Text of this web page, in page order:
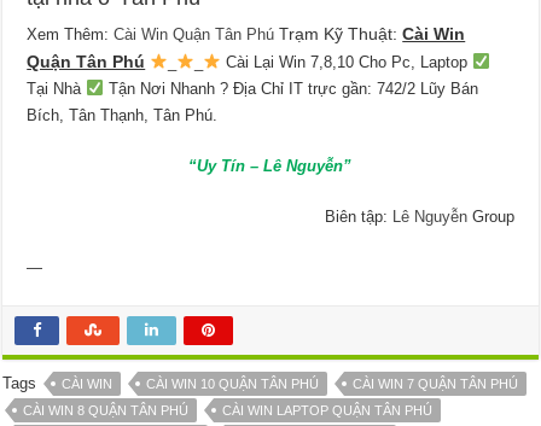
Xem Thêm:Cài Win Quận Tân Phú Trạm Kỹ Thuật:Cài Win
Quận Tân Phú
Cài Lại Win 7,8,10 Cho Pc, Laptop
Tại Nhà
Tận Nơi Nhanh ? Địa Chỉ IT trực gần: 742/2 Lũy Bán
Bích, Tân Thạnh, Tân Phú.
“Uy Tín – Lê Nguyễn”
Biên tập: Lê NguyễnGroup
—
Tags CÀI WIN CÀI WIN 10 QUẬN TÂN PHÚ
CÀI WIN 7 QUẬN TÂN PHÚ
CÀI WIN 8 QUẬN TÂN PHÚ
CÀI WIN LAPTOP QUẬN TÂN PHÚ